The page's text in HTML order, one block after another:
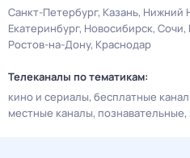
Санкт-Петербург Казань Нижний
Екатеринбург Новосибирск Сочи
Ростов-на-Дону Краснодар
Телеканалы по тематикам:
кино и сериалы бесплатные
местные каналы познавательные